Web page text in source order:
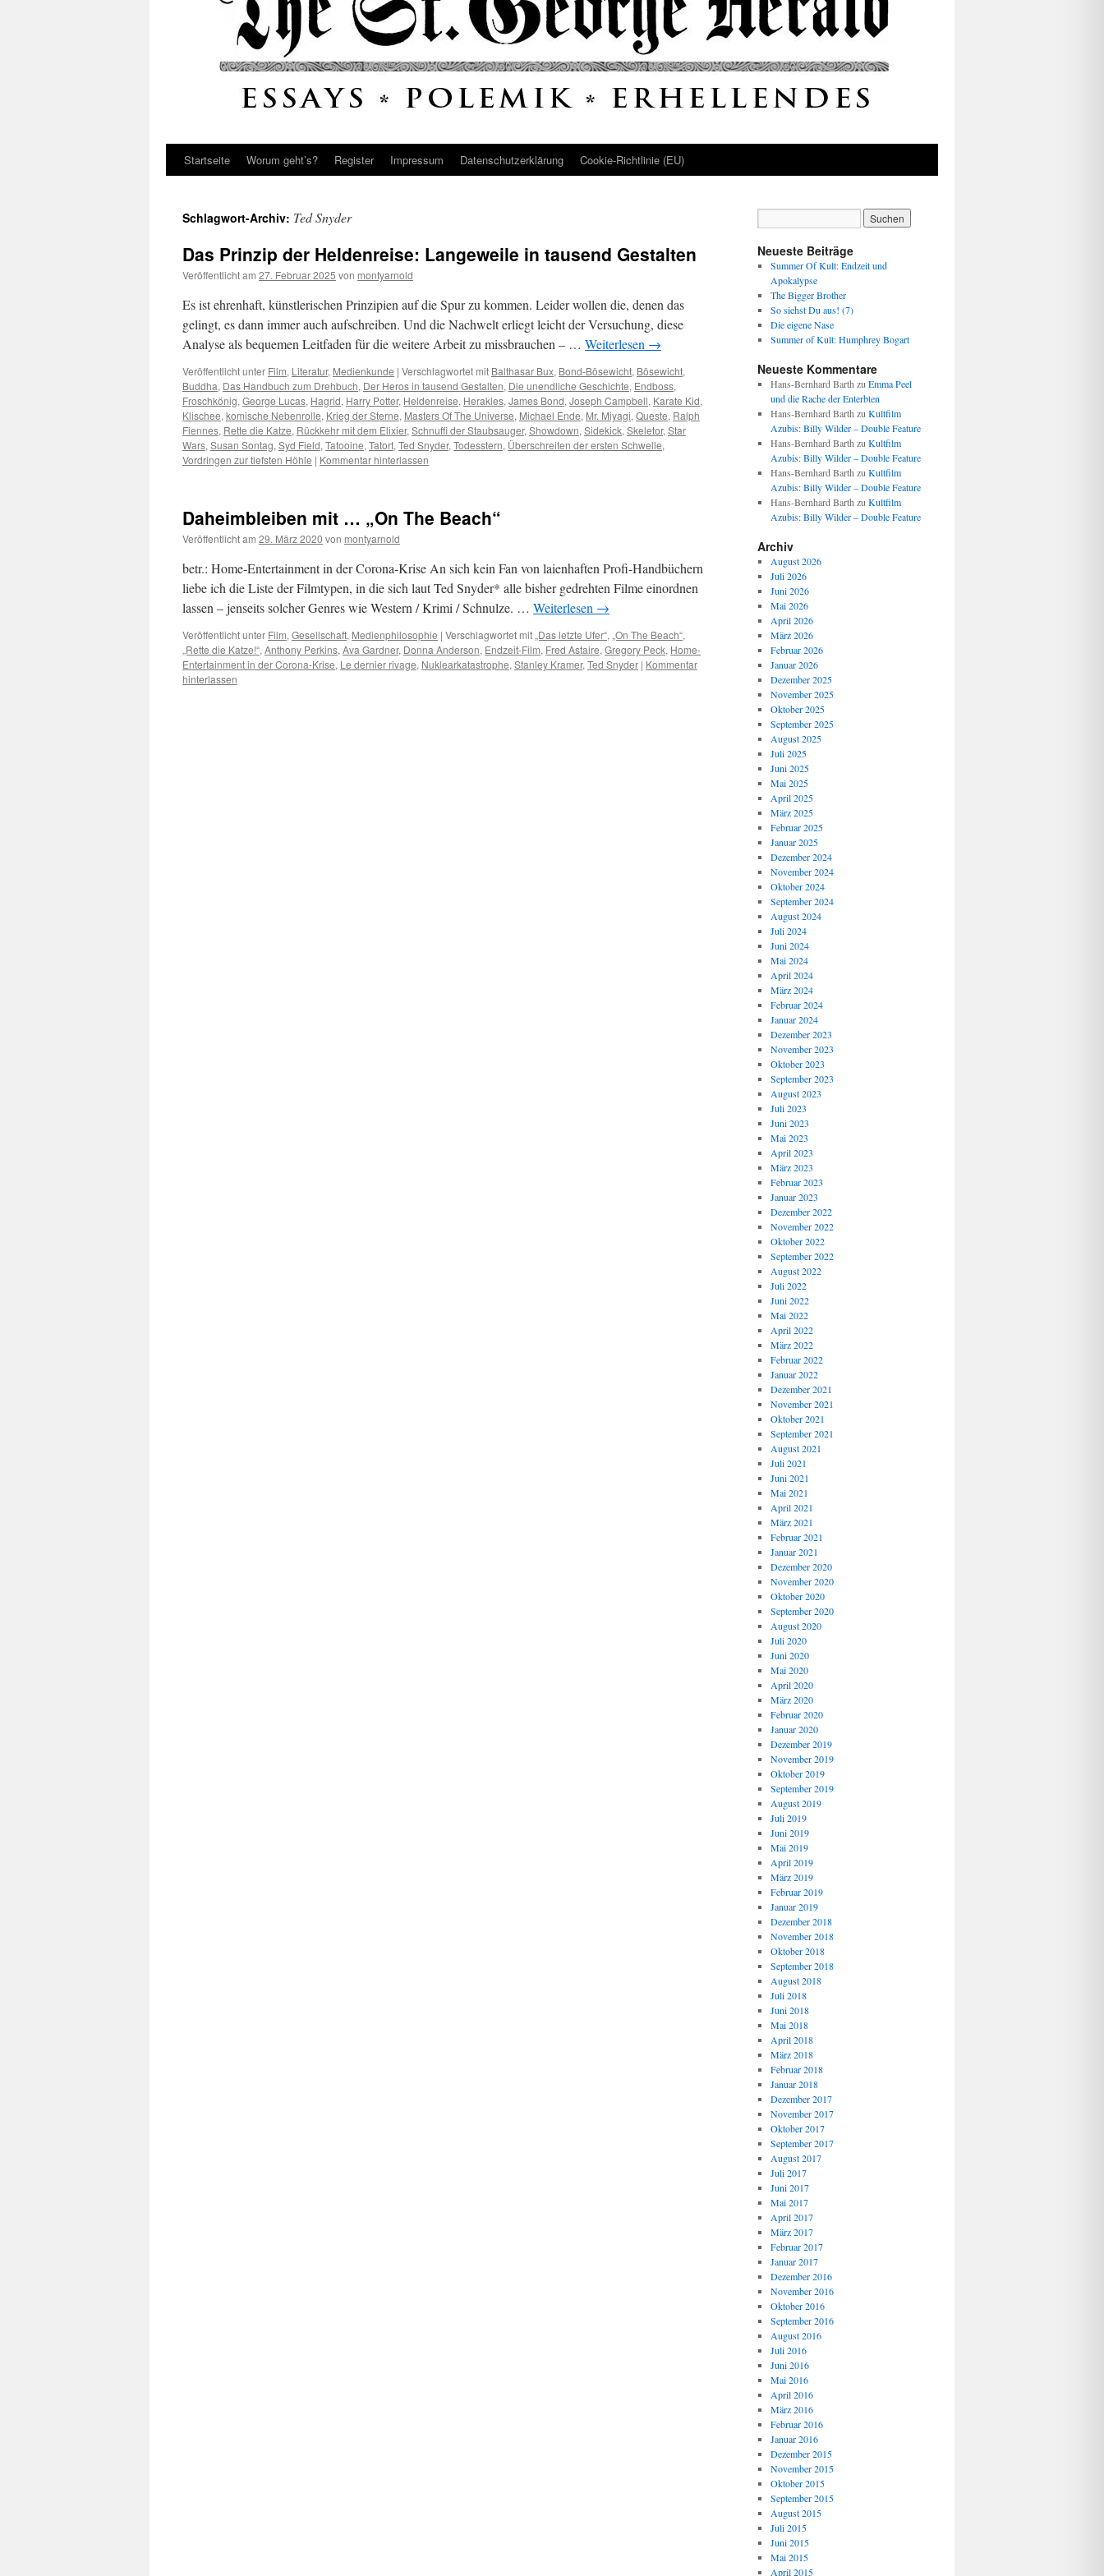
Startseite Worum geht’s? Register Impressum Datenschutz­erklärung Cookie-Richtlinie (EU)
Schlagwort-Archiv: Ted Snyder
Das Prinzip der Heldenreise: Langeweile in tausend Gestalten
Veröffentlicht am 27. Februar 2025 von montyarnold
Es ist ehrenhaft, künstlerischen Prinzipien auf die Spur zu kommen. Leider wollen die, denen das
gelingt, es dann immer auch aufschreiben. Und die Nachwelt erliegt leicht der Versuchung, diese
Analyse als bequemen Leitfaden für die weitere Arbeit zu missbrauchen – … Weiterlesen →
Veröffentlicht unter Film, Literatur, Medienkunde | Verschlagwortet mit Balthasar Bux, Bond-Bösewicht, Bösewicht,
Buddha, Das Handbuch zum Drehbuch, Der Heros in tausend Gestalten, Die unendliche Geschichte, Endboss,
Froschkönig, George Lucas, Hagrid, Harry Potter, Heldenreise, Herakles, James Bond, Joseph Campbell, Karate Kid,
Klischee, komische Nebenrolle, Krieg der Sterne, Masters Of The Universe, Michael Ende, Mr. Miyagi, Queste, Ralph
Fiennes, Rette die Katze, Rückkehr mit dem Elixier, Schnuffi der Staubsauger, Showdown, Sidekick, Skeletor, Star
Wars, Susan Sontag, Syd Field, Tatooine, Tatort, Ted Snyder, Todesstern, Überschreiten der ersten Schwelle,
Vordringen zur tiefsten Höhle | Kommentar hinterlassen
Daheimbleiben mit … „On The Beach“
Veröffentlicht am 29. März 2020 von montyarnold
betr.: Home-Entertainment in der Corona-Krise An sich kein Fan von laienhaften Profi-Handbüchern
liebe ich die Liste der Filmtypen, in die sich laut Ted Snyder* alle bisher gedrehten Filme einordnen
lassen – jenseits solcher Genres wie Western / Krimi / Schnulze. … Weiterlesen →
Veröffentlicht unter Film, Gesellschaft, Medienphilosophie | Verschlagwortet mit „Das letzte Ufer“, „On The Beach“,
„Rette die Katze!“, Anthony Perkins, Ava Gardner, Donna Anderson, Endzeit-Film, Fred Astaire, Gregory Peck, Home-
Entertainment in der Corona-Krise, Le dernier rivage, Nuklearkatastrophe, Stanley Kramer, Ted Snyder | Kommentar
hinterlassen
Neueste Beiträge
Summer Of Kult: Endzeit und
Apokalypse
The Bigger Brother
So siehst Du aus! (7)
Die eigene Nase
Summer of Kult: Humphrey Bogart
Neueste Kommentare
Hans-Bernhard Barth zu Emma Peel
und die Rache der Enterbten
Hans-Bernhard Barth zu Kultfilm
Azubis: Billy Wilder – Double Feature
Hans-Bernhard Barth zu Kultfilm
Azubis: Billy Wilder – Double Feature
Hans-Bernhard Barth zu Kultfilm
Azubis: Billy Wilder – Double Feature
Hans-Bernhard Barth zu Kultfilm
Azubis: Billy Wilder – Double Feature
Archiv
August 2026
Juli 2026
Juni 2026
Mai 2026
April 2026
März 2026
Februar 2026
Januar 2026
Dezember 2025
November 2025
Oktober 2025
September 2025
August 2025
Juli 2025
Juni 2025
Mai 2025
April 2025
März 2025
Februar 2025
Januar 2025
Dezember 2024
November 2024
Oktober 2024
September 2024
August 2024
Juli 2024
Juni 2024
Mai 2024
April 2024
März 2024
Februar 2024
Januar 2024
Dezember 2023
November 2023
Oktober 2023
September 2023
August 2023
Juli 2023
Juni 2023
Mai 2023
April 2023
März 2023
Februar 2023
Januar 2023
Dezember 2022
November 2022
Oktober 2022
September 2022
August 2022
Juli 2022
Juni 2022
Mai 2022
April 2022
März 2022
Februar 2022
Januar 2022
Dezember 2021
November 2021
Oktober 2021
September 2021
August 2021
Juli 2021
Juni 2021
Mai 2021
April 2021
März 2021
Februar 2021
Januar 2021
Dezember 2020
November 2020
Oktober 2020
September 2020
August 2020
Juli 2020
Juni 2020
Mai 2020
April 2020
März 2020
Februar 2020
Januar 2020
Dezember 2019
November 2019
Oktober 2019
September 2019
August 2019
Juli 2019
Juni 2019
Mai 2019
April 2019
März 2019
Februar 2019
Januar 2019
Dezember 2018
November 2018
Oktober 2018
September 2018
August 2018
Juli 2018
Juni 2018
Mai 2018
April 2018
März 2018
Februar 2018
Januar 2018
Dezember 2017
November 2017
Oktober 2017
September 2017
August 2017
Juli 2017
Juni 2017
Mai 2017
April 2017
März 2017
Februar 2017
Januar 2017
Dezember 2016
November 2016
Oktober 2016
September 2016
August 2016
Juli 2016
Juni 2016
Mai 2016
April 2016
März 2016
Februar 2016
Januar 2016
Dezember 2015
November 2015
Oktober 2015
September 2015
August 2015
Juli 2015
Juni 2015
Mai 2015
April 2015